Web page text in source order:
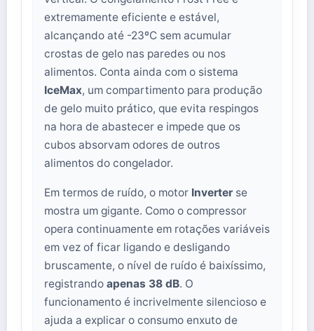
extremamente eficiente e estável,
alcançando até -23ºC sem acumular
crostas de gelo nas paredes ou nos
alimentos. Conta ainda com o sistema
IceMax, um compartimento para produção
de gelo muito prático, que evita respingos
na hora de abastecer e impede que os
cubos absorvam odores de outros
alimentos do congelador.
Em termos de ruído, o motor Inverter se
mostra um gigante. Como o compressor
opera continuamente em rotações variáveis
em vez of ficar ligando e desligando
bruscamente, o nível de ruído é baixíssimo,
registrando apenas 38 dB. O
funcionamento é incrivelmente silencioso e
ajuda a explicar o consumo enxuto de